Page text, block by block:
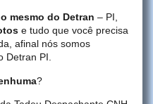
mesmo do Detran – PI,
e tudo que você precisa
afinal nós somos
Detran PI.
?